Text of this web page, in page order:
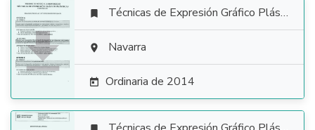

 Técnicas de Expresión Gráfico Plástica
 Navarra
 Ordinaria de 2014